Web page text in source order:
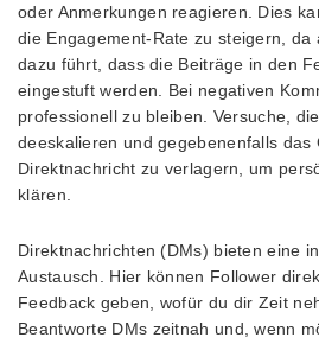
oder Anmerkungen reagieren. Dies
die Engagement-Rate zu steigern, da
dazu führt, dass die Beiträge in den
eingestuft werden. Bei negativen
professionell zu bleiben. Versuche,
deeskalieren und gegebenenfalls das
Direktnachricht zu verlagern, um
klären.
Direktnachrichten (DMs) bieten eine
Austausch. Hier können Follower
Feedback geben, wofür du dir Zeit
Beantworte DMs zeitnah und, wenn